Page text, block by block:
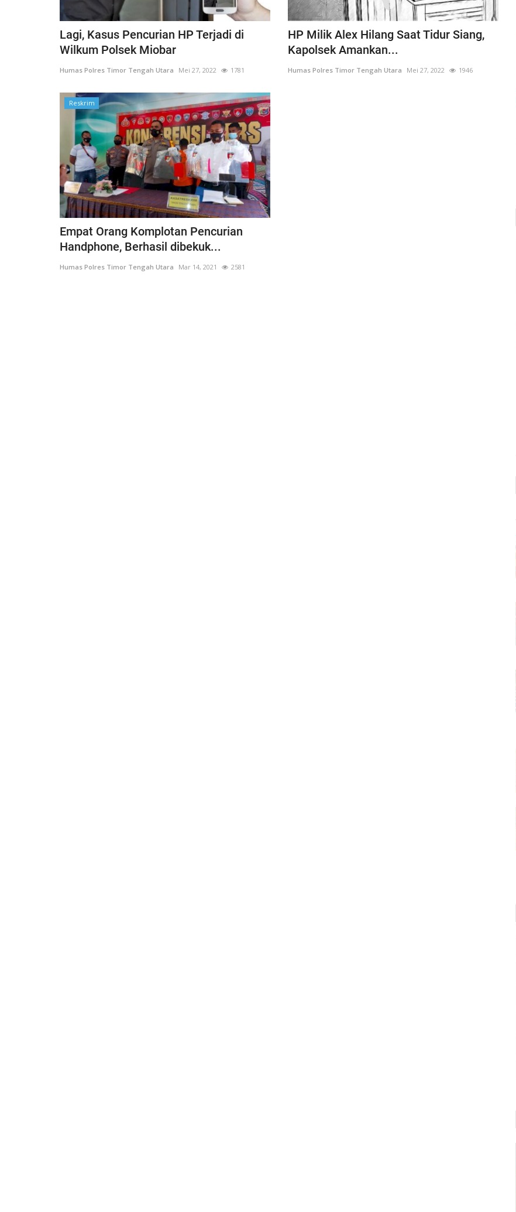
Lagi, Kasus Pencurian HP Terjadi di
Wilkum Polsek Miobar
Humas Polres Timor Tengah Utara Mei 27, 2022 1781
HP Milik Alex Hilang Saat Tidur Siang,
Kapolsek Amankan...
Humas Polres Timor Tengah Utara Mei 27, 2022 1946
Reskrim
Empat Orang Komplotan Pencurian
Handphone, Berhasil dibekuk...
Humas Polres Timor Tengah Utara Mar 14, 2021 2581
2244
Satwil
BERIKAN RASA AMAN, POLSEK
MIOBAR LAKUKAN PENGAMANAN DI...
Humas Polres Timor Tengah Utara Nop 3, 2019 2344
Satwil